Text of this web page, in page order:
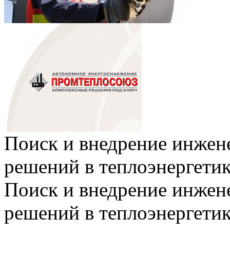
Поиск и внедрение
решений в
Поиск и внедрение
решений в